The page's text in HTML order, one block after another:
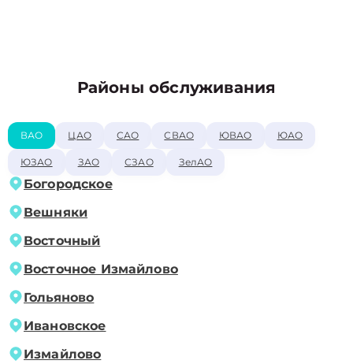
Районы обслуживания
ВАО ЦАО САО СВАО ЮВАО ЮАО
ЮЗАО ЗАО СЗАО ЗелАО
Богородское
Вешняки
Восточный
Восточное Измайлово
Гольяново
Ивановское
Измайлово